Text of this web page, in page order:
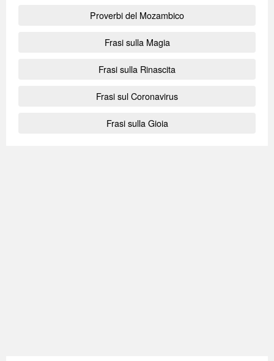
Proverbi del Mozambico
Frasi sulla Magia
Frasi sulla Rinascita
Frasi sul Coronavirus
Frasi sulla Gioia